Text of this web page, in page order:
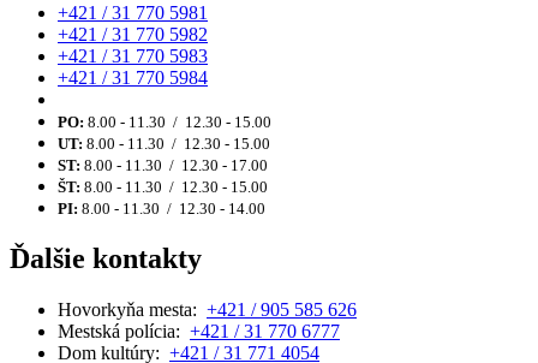
+421 / 31 770 5981
+421 / 31 770 5982
+421 / 31 770 5983
+421 / 31 770 5984
PO: 8.00 - 11.30 / 12.30 - 15.00
UT: 8.00 - 11.30 / 12.30 - 15.00
ST: 8.00 - 11.30 / 12.30 - 17.00
ŠT: 8.00 - 11.30 / 12.30 - 15.00
PI: 8.00 - 11.30 / 12.30 - 14.00
Ďalšie kontakty
Hovorkyňa mesta: +421 / 905 585 626
Mestská polícia: +421 / 31 770 6777
Dom kultúry: +421 / 31 771 4054